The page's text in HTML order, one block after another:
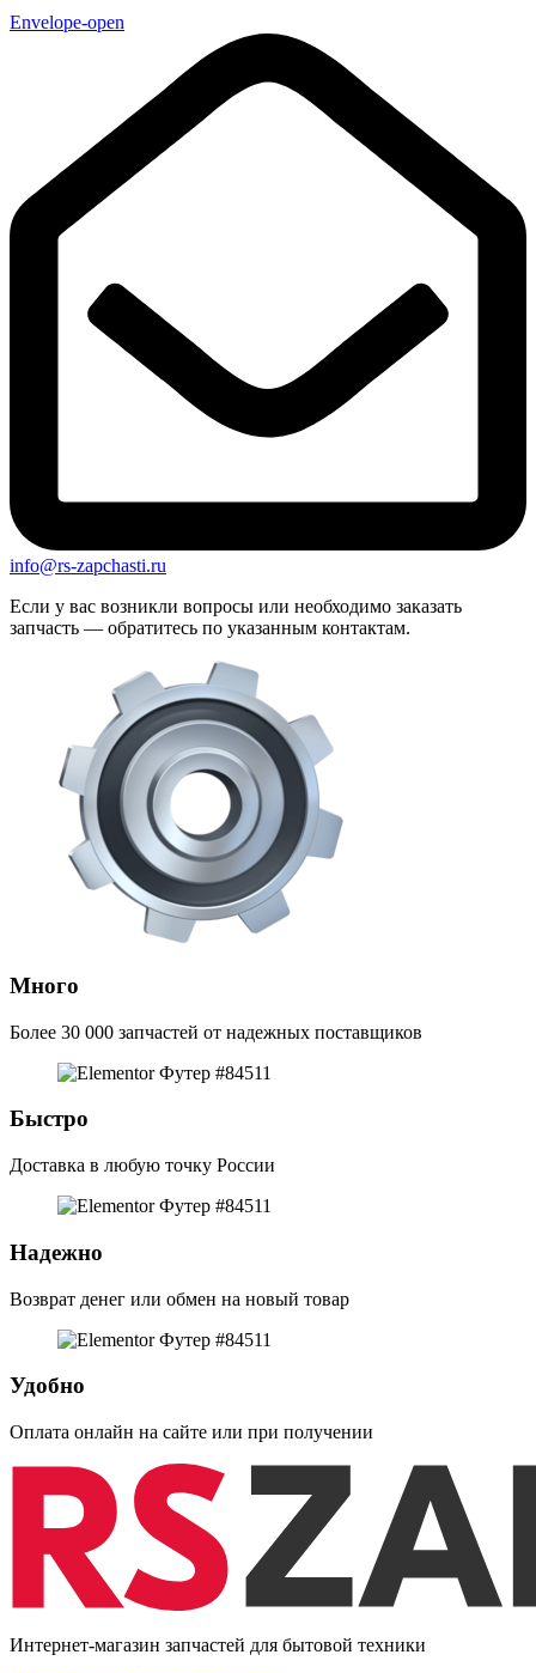
Envelope-open
info@rs-zapchasti.ru
Если у вас возникли вопросы или необходимо заказать
запчасть — обратитесь по указанным контактам.
Много
Более 30 000 запчастей от надежных поставщиков
Быстро
Доставка в любую точку России
Надежно
Возврат денег или обмен на новый товар
Удобно
Оплата онлайн на сайте или при получении
Интернет-магазин запчастей для бытовой техники